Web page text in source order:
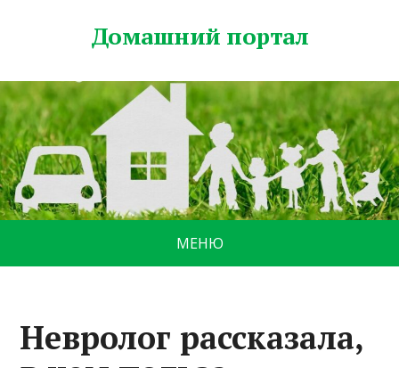
Домашний портал
МЕНЮ
Невролог рассказала,